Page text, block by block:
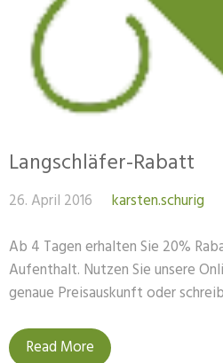
Langschläfer-Rabatt
26. April 2016 karsten.schurig
Ab 4 Tagen erhalten Sie 20%
Aufenthalt. Nutzen Sie unsere
genaue Preisauskunft oder
Read More